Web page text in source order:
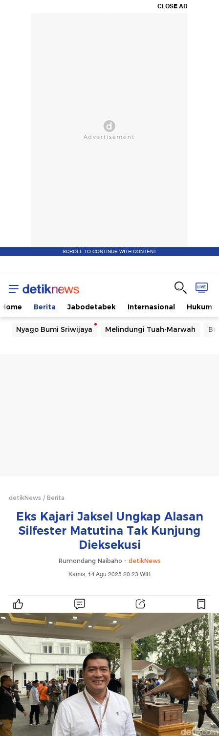
CLOSE AD
SCROLL TO CONTINUE WITH CONTENT
Home Berita Jabodetabek Internasional Hukum
Nyago Bumi Sriwijaya Melindungi Tuah-Marwah
detikNews Berita
Eks Kajari Jaksel Ungkap Alasan
Silfester Matutina Tak Kunjung
Dieksekusi
Rumondang Naibaho - detikNews
Kamis, 14 Agu 2025 20:23 WIB